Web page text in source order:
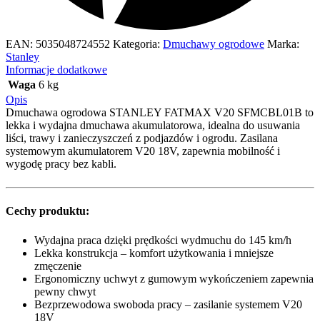
EAN: 5035048724552 Kategoria: Dmuchawy ogrodowe Marka:
Stanley
Informacje dodatkowe
Waga 6 kg
Opis
Dmuchawa ogrodowa STANLEY FATMAX V20 SFMCBL01B to
lekka i wydajna dmuchawa akumulatorowa, idealna do usuwania
liści, trawy i zanieczyszczeń z podjazdów i ogrodu. Zasilana
systemowym akumulatorem V20 18V, zapewnia mobilność i
wygodę pracy bez kabli.
Cechy produktu:
Wydajna praca dzięki prędkości wydmuchu do 145 km/h
Lekka konstrukcja – komfort użytkowania i mniejsze
zmęczenie
Ergonomiczny uchwyt z gumowym wykończeniem zapewnia
pewny chwyt
Bezprzewodowa swoboda pracy – zasilanie systemem V20
18V